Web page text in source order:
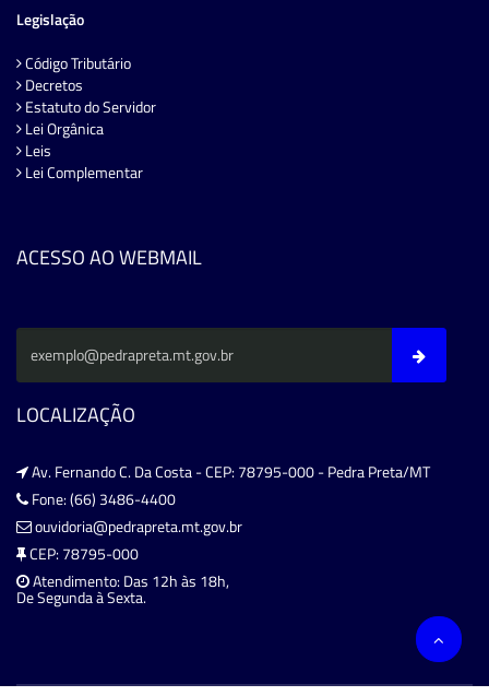
Legislação
Código Tributário
Decretos
Estatuto do Servidor
Lei Orgânica
Leis
Lei Complementar
ACESSO AO WEBMAIL
LOCALIZAÇÃO
Av. Fernando C. Da Costa - CEP: 78795-000 - Pedra Preta/MT
Fone: (66) 3486-4400
ouvidoria@pedrapreta.mt.gov.br
CEP: 78795-000
Atendimento: Das 12h às 18h,
De Segunda à Sexta.